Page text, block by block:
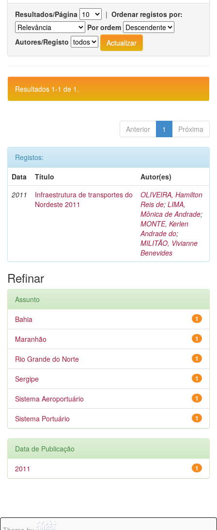
Resultados/Página | Ordenar registos por:
Por ordem
Autores/Registo
Resultados 1-1 de 1.
Anterior 1 Próxima
Registos:
Data
Título
Autor(es)
2011
Infraestrutura de transportes do
Nordeste 2011
OLIVEIRA, Hamilton
Reis de; LIMA,
Mônica de Andrade;
MONTE, Kerlen
Andrade do;
MILITÃO, Vivianne
Benevides
Refinar
Assunto
1
Bahia
1
Maranhão
1
Rio Grande do Norte
1
Sergipe
1
Sistema Aeroportuário
1
Sistema Portuário
Data de Publicação
1
2011